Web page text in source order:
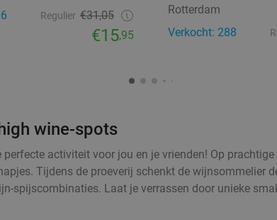
Regulier €31,05
€15,95
Rotterdam
Verkocht: 288
wine-spots
activiteit voor jou en je vrienden! Op prachtige
Tijdens de proeverij schenkt de wijnsommelier
spijscombinaties. Laat je verrassen door unieke